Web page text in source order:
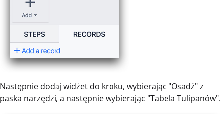
Następnie dodaj widżet do kroku, wybierając "Osadź" z
paska narzędzi, a następnie wybierając "Tabela Tulipanów".